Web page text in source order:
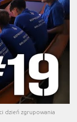
dzień zgrupowania